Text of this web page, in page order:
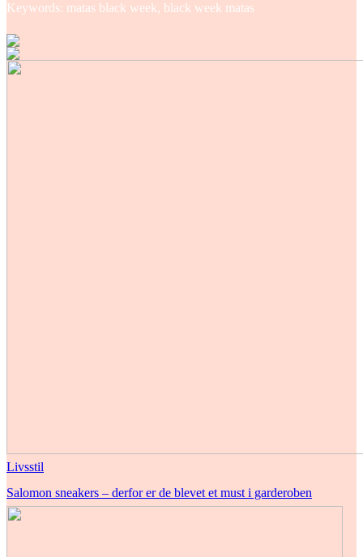
Keywords: matas black week, black week matas
Livsstil
Salomon sneakers – derfor er de blevet et must i garderoben